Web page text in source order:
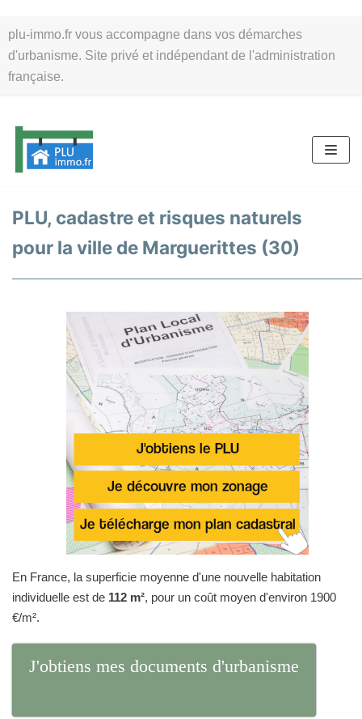
plu-immo.fr vous accompagne dans vos démarches
d'urbanisme. Site privé et indépendant de l'administration
française.
au
contenu
PLU, cadastre et risques naturels
pour la ville de Marguerittes (30)
En France, la superficie moyenne d'une nouvelle habitation
individuelle est de 112 m², pour un coût moyen d'environ 1900
€/m².
J'obtiens mes documents d'urbanisme